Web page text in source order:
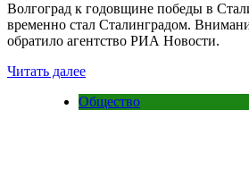
Волгоград к годовщине победы в
временно стал Сталинградом.
обратило агентство РИА Новости.
Читать далее
Общество